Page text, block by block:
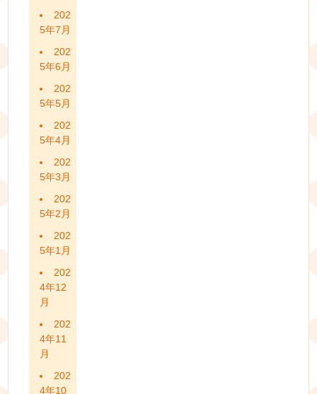
202
5年7月
202
5年6月
202
5年5月
202
5年4月
202
5年3月
202
5年2月
202
5年1月
202
4年12
月
202
4年11
月
202
4年10